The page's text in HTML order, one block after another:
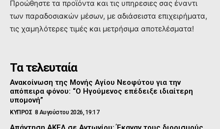
Προώθηστε τα προϊόντα και τις υπηρεσιες σας έναντι
των παραδοσιακών μέσων, με αδιάσειστα επιχειρήματα,
τις χαμηλότερες τιμές και μετρήσιμα αποτελέσματα!
Τα τελευταία
Ανακοίνωση της Μονής Αγίου Νεοφύτου για την
απόπειρα φόνου: “Ο Ηγούμενος επέδειξε ιδιαίτερη
υπομονή”
ΚΥΠΡΟΣ 8 Αυγούστου 2026, 19:17